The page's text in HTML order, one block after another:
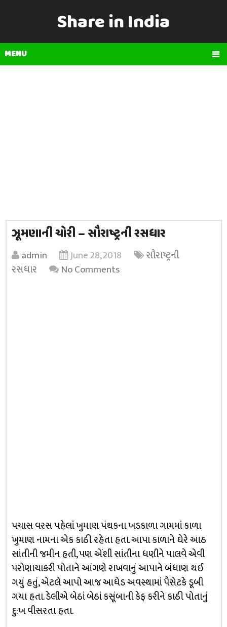
Share in India
MENU
ઝૂમણાની ચોરી – સૌરાષ્ટ્રની રસધાર
admin June 28, 2018
સૌરાષ્ટ્રની
રસધાર
No Comments
પચાસ વરસ પહેલાં ખુમાણ પંથકના ખડકાળા ગામમાં કાળા
ખુમાણ નામના એક કાઠી રહેતા હતા. આપા કાળાને ઘેરે આઠ
સાંતીની જમીન હતી, પણ એંશી સાંતીના ધણીને પાલવે એવી
પરોણાચાકરી પોતાને આંગણે રાખવાનું આપાને બંધાણ થઈ
ગયું હતું, એટલે આપો આજ આધેડ અવસ્થામાં પૈસેટકે ડૂબી
ગયા હતા. ડેલીએ બેઠાં બેઠાં કસૂંબાની કેફ કરીને કાઠી પોતાનું
દુ:ખ વીસરતા હતા.